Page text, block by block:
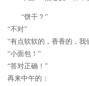
“饼干？”
“不对”
“有点软软的，香香的，我
“小面包！”
“答对正确！”
再来中午的：